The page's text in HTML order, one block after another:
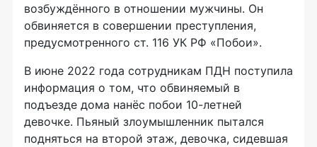
возбуждённого в отношении мужчины. Он
обвиняется в совершении преступления,
предусмотренного ст. 116 УК РФ «Побои».
В июне 2022 года сотрудникам ПДН поступила
информация о том, что обвиняемый в
подъезде дома нанёс побои 10-летней
девочке. Пьяный злоумышленник пытался
подняться на второй этаж, девочка, сидевшая